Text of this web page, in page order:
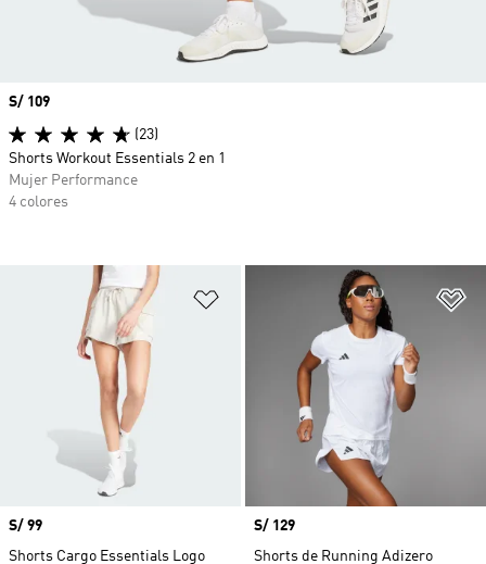
Añadir a la lista de deseos
Precio
S/ 99
Shorts Cargo Essentials Logo
Precio
S/ 129
Shorts de Running Adizero
Precio
S/ 109
(23)
Shorts Workout Essentials 2 en 1
Mujer Performance
4 colores